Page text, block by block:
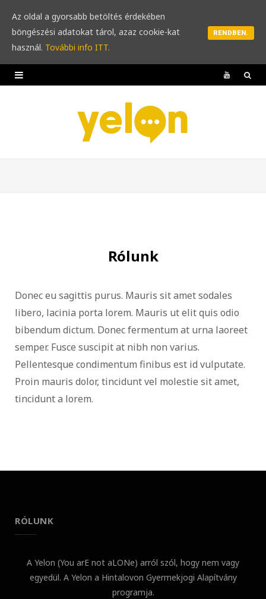
Y
u
Rólunk
Donec eu sagittis purus. Mauris sit amet sodales
libero, lacinia porta lorem. Mauris ut elit quis odio
bibendum dictum. Donec fermentum at urna laoreet
semper. Fusce suscipit at nibh non varius.
Pellentesque condimentum finibus est id vulputate.
Proin mauris dolor, tincidunt vel molestie sit amet,
tincidunt a lorem.
RÓLUNK
A Yelon (You arE not aLONe) arról szól, hogy nem vagy
egyedül. A Yelon a Hintalovon Gyermekjogi Alapítvány
programja.
Az oldal a gyorsabb betöltés érdekében
böngészési adatokat tárol, azaz cookie-kat
használ. További info ITT.
RENDBEN.